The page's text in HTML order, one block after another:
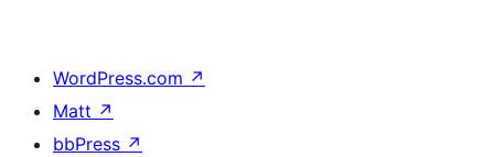
WordPress.com ↗
Matt ↗
bbPress ↗